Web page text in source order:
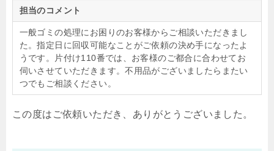
担当のコメント
一般ゴミの処理にお困りのお客様からご相談いただきまし
た。指定日に回収可能なことがご依頼の決め手になったよ
うです。片付け110番では、お客様のご都合に合わせてお
伺いさせていただきます。不用品がございましたらまたい
つでもご相談ください。
この度はご依頼いただき、ありがとうございました。